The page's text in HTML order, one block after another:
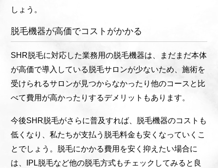
しょう。
脱毛機器が高価でコストがかかる
SHR脱毛に対応した業務用の脱毛機器は、まだまだ本体
が高価で導入している脱毛サロンが少ないため、施術を
受けられるサロンが見つからなかったり他のコースと比
べて費用が高かったりするデメリットもあります。
今後SHR脱毛がさらに普及すれば、脱毛機器のコストも
低くなり、私たちが支払う脱毛料金も安くなっていくこ
とでしょう。脱毛にかかる費用を安く抑えたい場合に
は、IPL脱毛など他の脱毛方式もチェックしてみると良